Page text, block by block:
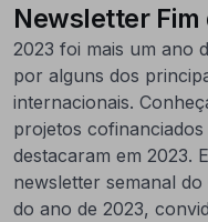
Newsletter Fim
2023 foi mais um ano
por alguns dos
internacionais.
projetos
destacaram em 2023.
newsletter semanal
do ano de 2023,